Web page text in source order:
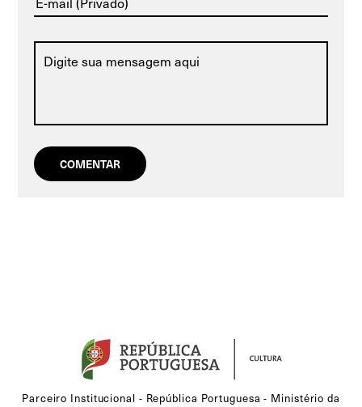
Parceiro Institucional - República Portuguesa - Ministério da